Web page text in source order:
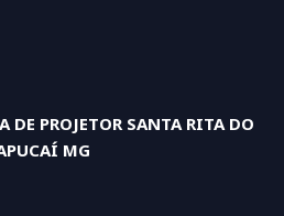
DE PROJETOR SANTA RITA DO
MG